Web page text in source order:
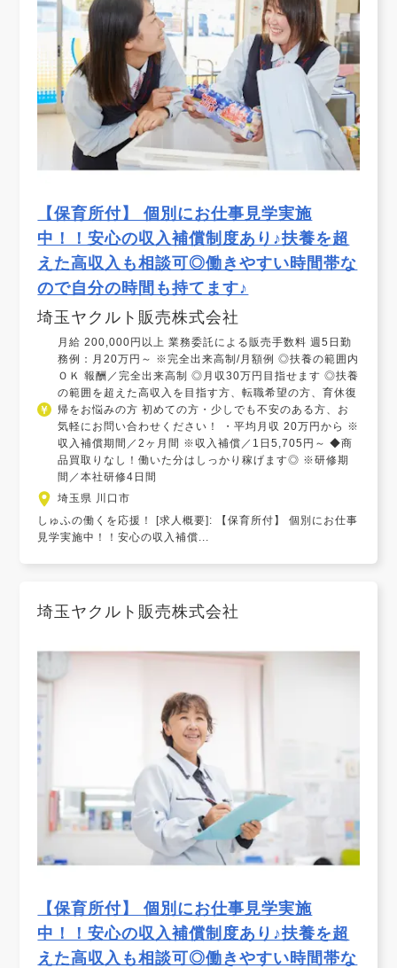
【保育所付】 個別にお仕事見学実施
中！！安心の収入補償制度あり♪扶養を超
えた高収入も相談可◎働きやすい時間帯な
ので自分の時間も持てます♪
埼玉ヤクルト販売株式会社
月給 200,000円以上 業務委託による販売手数料 週5日勤
務例：月20万円～ ※完全出来高制/月額例 ◎扶養の範囲内
ＯＫ 報酬／完全出来高制 ◎月収30万円目指せます ◎扶養
の範囲を超えた高収入を目指す方、転職希望の方、育休復
帰をお悩みの方 初めての方・少しでも不安のある方、お
気軽にお問い合わせください！ ・平均月収 20万円から ※
収入補償期間／2ヶ月間 ※収入補償／1日5,705円～ ◆商
品買取りなし！働いた分はしっかり稼げます◎ ※研修期
間／本社研修4日間
埼玉県 川口市
しゅふの働くを応援！ [求人概要]: 【保育所付】 個別にお仕事
見学実施中！！安心の収入補償...
埼玉ヤクルト販売株式会社
【保育所付】 個別にお仕事見学実施
中！！安心の収入補償制度あり♪扶養を超
えた高収入も相談可◎働きやすい時間帯な